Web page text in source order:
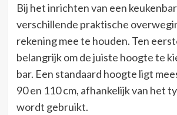
Bij het inrichten van een
verschillende praktische
rekening mee te houden. Ten
belangrijk om de juiste hoogte te
bar. Een standaard hoogte ligt
90 en 110 cm, afhankelijk van het
wordt gebruikt.